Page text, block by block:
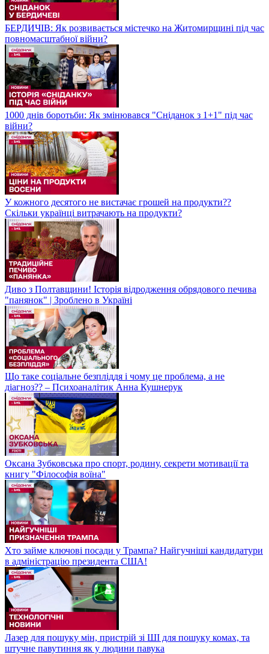
БЕРДИЧІВ: Як розвивається містечко на Житомирщині під час
повномасштабної війни?
1000 днів боротьби: Як змінювався "Сніданок з 1+1" під час
війни?
У кожного десятого не вистачає грошей на продукти??
Скільки українці витрачають на продукти?
Диво з Полтавщини! Історія відродження обрядового печива
"панянок" | Зроблено в Україні
Що таке соціальне безпліддя і чому це проблема, а не
діагноз?? – Психоаналітик Анна Кушнерук
Оксана Зубковська про спорт, родину, секрети мотивації та
книгу "Філософія воїна"
Хто займе ключові посади у Трампа? Найгучніші кандидатури
в адміністрацію президента США!
Лазер для пошуку мін, пристрій зі ШІ для пошуку комах, та
штучне павутиння як у людини павука